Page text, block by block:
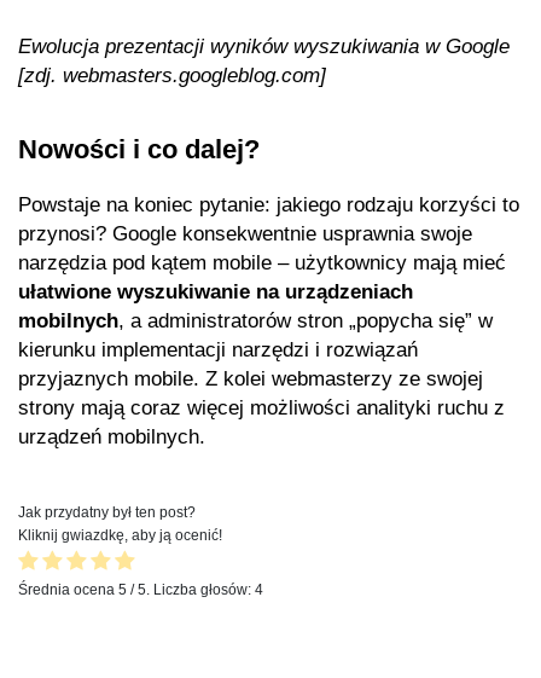
Ewolucja prezentacji wyników wyszukiwania w Google
[zdj. webmasters.googleblog.com]
Nowości i co dalej?
Powstaje na koniec pytanie: jakiego rodzaju korzyści to
przynosi? Google konsekwentnie usprawnia swoje
narzędzia pod kątem mobile – użytkownicy mają mieć
ułatwione wyszukiwanie na urządzeniach
mobilnych, a administratorów stron „popycha się” w
kierunku implementacji narzędzi i rozwiązań
przyjaznych mobile. Z kolei webmasterzy ze swojej
strony mają coraz więcej możliwości analityki ruchu z
urządzeń mobilnych.
Jak przydatny był ten post?
Kliknij gwiazdkę, aby ją ocenić!
Średnia ocena 5 / 5. Liczba głosów: 4